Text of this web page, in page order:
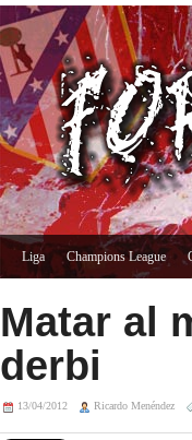
Liga Champions League
Matar al
derbi
13/04/2012 Ricardo Menéndez